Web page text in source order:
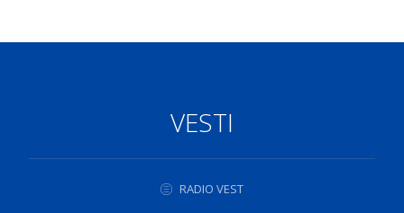
VESTI
RADIO VEST